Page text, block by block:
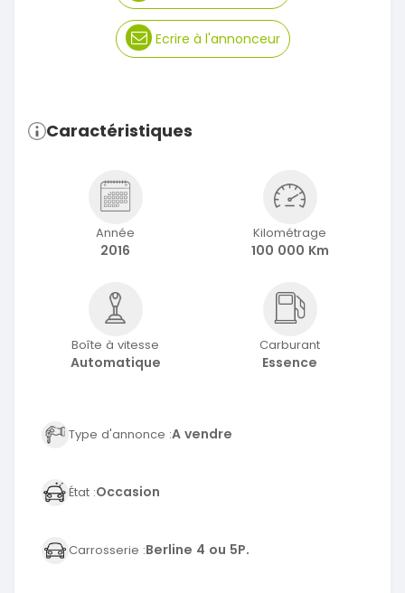
Ecrire à l'annonceur
Caractéristiques
Année
2016
Kilométrage
100 000 Km
Boîte à vitesse
Automatique
Carburant
Essence
Type d'annonce :A vendre
État :Occasion
Carrosserie :Berline 4 ou 5P.